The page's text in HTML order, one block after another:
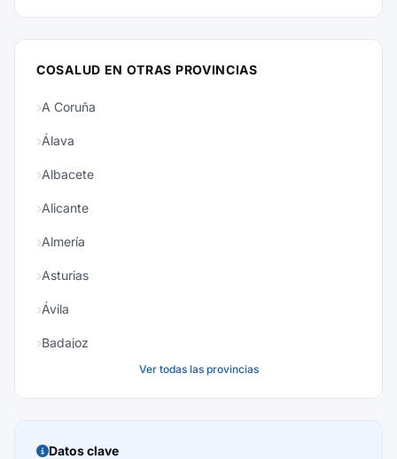
COSALUD EN OTRAS PROVINCIAS
A Coruña
Álava
Albacete
Alicante
Almería
Asturias
Ávila
Badajoz
Burgos
Ver todas las provincias
Datos clave